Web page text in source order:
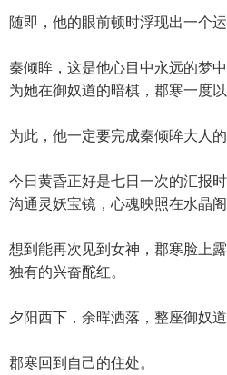
随即，他的眼前顿时浮现出一个
秦倾眸，这是他心目中永远的梦
为她在御奴道的暗棋，郡寒一度以
为此，他一定要完成秦倾眸大人的
今日黄昏正好是七日一次的汇报
沟通灵妖宝镜，心魂映照在水晶
想到能再次见到女神，郡寒脸上
独有的兴奋酡红。
夕阳西下，余晖洒落，整座御奴道
郡寒回到自己的住处。